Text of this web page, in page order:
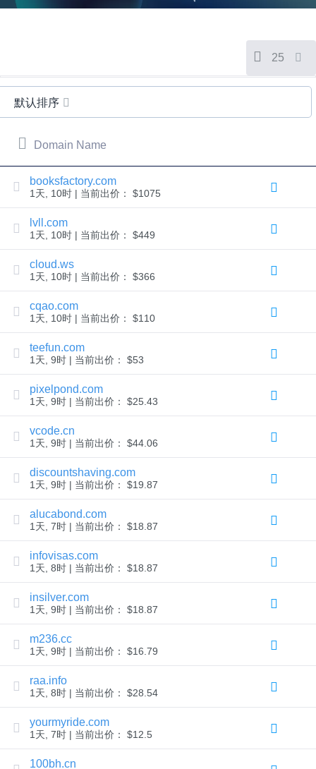
(R$)
Indian Rupee INR (Rs.)
Indonesian Rupiah
IDR (Rp)
Australian Dollar AUD
Copyright
2002-
2025
Dynadot
All
rights
reserved.
域
名
您
的
域
搜
索
搜
索
名
搜
名
批
量
搜
索
IDN
搜
高
级
搜
索
移
域
名
转
移
｜
域
名
转
入
25
默认排序
Domain Name
booksfactory.com
1天, 10时 | 当前出价： $1075
lvll.com
1天, 10时 | 当前出价： $449
cloud.ws
1天, 10时 | 当前出价： $366
cqao.com
1天, 10时 | 当前出价： $110
teefun.com
1天, 9时 | 当前出价： $53
pixelpond.com
1天, 9时 | 当前出价： $25.43
vcode.cn
1天, 9时 | 当前出价： $44.06
discountshaving.com
1天, 9时 | 当前出价： $19.87
alucabond.com
1天, 7时 | 当前出价： $18.87
infovisas.com
1天, 8时 | 当前出价： $18.87
insilver.com
1天, 9时 | 当前出价： $18.87
m236.cc
1天, 9时 | 当前出价： $16.79
raa.info
1天, 8时 | 当前出价： $28.54
yourmyride.com
1天, 7时 | 当前出价： $12.5
100bh.cn